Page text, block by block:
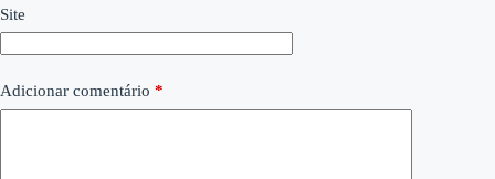
Site
Adicionar comentário *